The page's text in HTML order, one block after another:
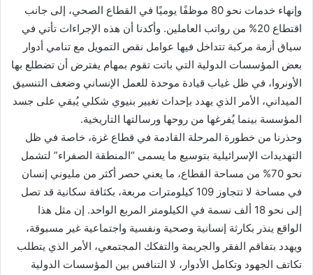
وإنهاء خدمات نحو 80 موظفًا يوميًا في القطاع الصحي، إلى جانب
اقتطاع 20% من رواتب العاملين. وأكدنا أن هذه الإجراءات تأتي في
سياق أزمة مركبة تتداخل فيها عوامل نقص التمويل مع تنامي أدوار
بعض المؤسسات الدولية التي باتت تقوم بمهام يفترض أن تضطلع بها
الأونروا، في ظل غياب قيادة موحدة للعمل الإنساني وضعف التنسيق
الميداني، الأمر الذي يهدد بإحداث تغيير بنيوي شكلي يُبقي على جسد
المؤسسة بينما يُفرغها من روحها ورسالتها التاريخية.
وحذرنا من خطورة المرحلة القادمة في قطاع غزة، خاصة في ظل
التهديدات الإسرائيلية بتوسيع ما يسمى “المنطقة الصفراء” لتشمل
نحو 70% من مساحة القطاع، ما يعني حصر أكثر من مليوني إنسان
في مساحة لا تتجاوز 109 كيلومترات مربعة، بكثافة سكانية قد تصل
إلى نحو 18 ألف نسمة في الكيلومتر المربع الواحد. إن مثل هذا
الواقع ينذر بكارثة إنسانية وصحية ونفسية واجتماعية غير مسبوقة،
ويهدد بتفاقم الفقر والجريمة والتفكك المجتمعي، الأمر الذي يتطلب
تكاتف الجهود وتكامل الأدوار، لا التنافس بين المؤسسات الدولية